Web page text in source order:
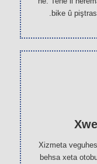
bike û
Xizmeta
behsa xeta